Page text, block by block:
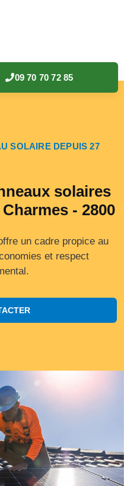
09 70 70 72 85
SOLAIRE DEPUIS 27
solaires
- 2800
un cadre propice au
et respect